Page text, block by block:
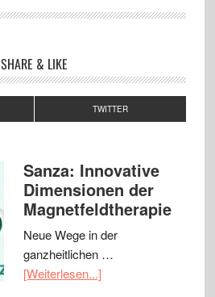
SHARE & LIKE
TWITTER
Sanza: Innovative
Dimensionen der
Magnetfeldtherapie
Neue Wege in der
ganzheitlichen …
[Weiterlesen...]